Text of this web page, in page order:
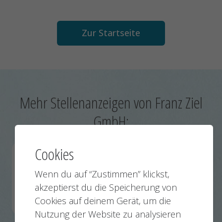
Zur Startseite
Mehr Stellenanzeigen von Franz Ziel
GmbH:
Konstruktionstechniker (m/w/d) - Fachrichtung
Maschinenbau
Billerbeck 13.07.2026
Cookies
Wenn du auf “Zustimmen” klickst,
akzeptierst du die Speicherung von
Cookies auf deinem Gerät, um die
Nutzung der Website zu analysieren